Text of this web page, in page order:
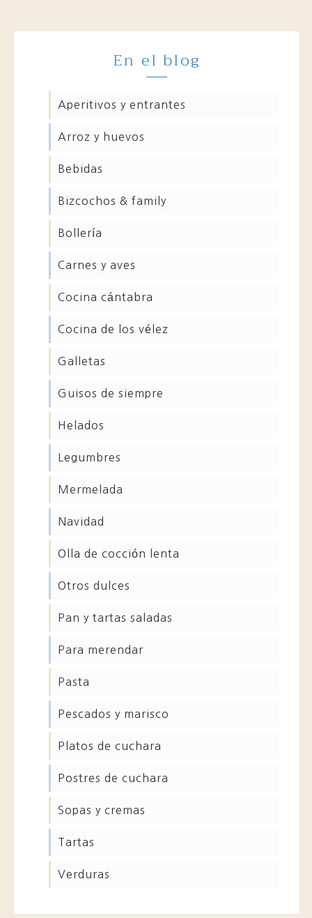
En el blog
aperitivos y entrantes
arroz y huevos
bebidas
bizcochos & family
bollería
carnes y aves
cocina cántabra
cocina de los vélez
galletas
guisos de siempre
helados
legumbres
mermelada
navidad
olla de cocción lenta
otros dulces
pan y tartas saladas
para merendar
pasta
pescados y marisco
platos de cuchara
postres de cuchara
sopas y cremas
tartas
verduras